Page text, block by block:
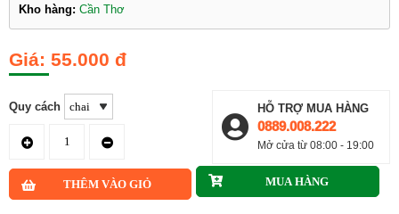
Kho hàng: Cần Thơ
55.000 đ
Quy cách HỖ TRỢ MUA HÀNG
0889.008.222
Mở cửa từ 08:00 - 19:00